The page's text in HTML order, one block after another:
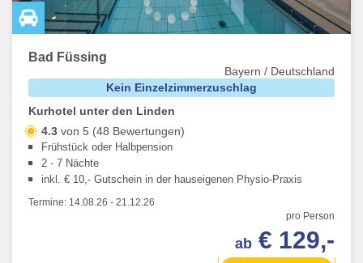
Bad Füssing
Bayern / Deutschland
Kein Einzelzimmerzuschlag
Kurhotel unter den Linden
4.3 von 5 (48 Bewertungen)
Frühstück oder Halbpension
2 - 7 Nächte
inkl. € 10,- Gutschein in der hauseigenen Physio-Praxis
Termine: 14.08.26 - 21.12.26
pro Person
ab € 129,-